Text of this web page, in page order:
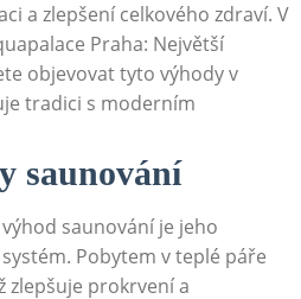
​a zlepšení celkového zdraví. V
Praha: ⁤Největší
objevovat ⁤tyto​ výhody v
‌tradici s ‌moderním‍
saunování
saunování je jeho
Pobytem v teplé páře‌
zlepšuje prokrvení a